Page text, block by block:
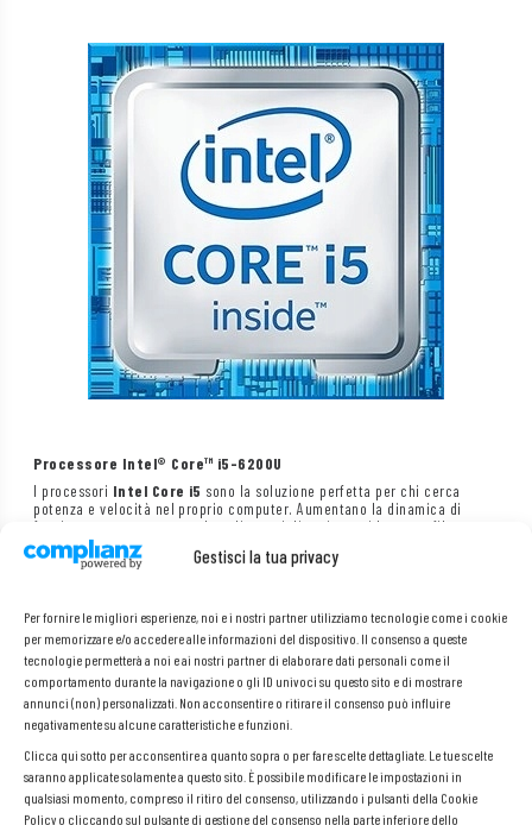
Gestisci la tua privacy
Per fornire le migliori esperienze, noi e i nostri partner utilizziamo tecnologie come i cookie
per memorizzare e/o accedere alle informazioni del dispositivo. Il consenso a queste
tecnologie permetterà a noi e ai nostri partner di elaborare dati personali come il
comportamento durante la navigazione o gli ID univoci su questo sito e di mostrare
annunci (non) personalizzati. Non acconsentire o ritirare il consenso può influire
negativamente su alcune caratteristiche e funzioni.
Clicca qui sotto per acconsentire a quanto sopra o per fare scelte dettagliate. Le tue scelte
saranno applicate solamente a questo sito. È possibile modificare le impostazioni in
qualsiasi momento, compreso il ritiro del consenso, utilizzando i pulsanti della Cookie
Policy o cliccando sul pulsante di gestione del consenso nella parte inferiore dello
Processore Intel® Core™ i5-6200U
I processori Intel Core i5 sono la soluzione perfetta per chi cerca
potenza e velocità nel proprio computer. Aumentano la dinamica di
funzionamento, consentendo agli utenti di aprire rapidamente file e
programmi e di passare istantaneamente da un’applicazione all’altra e
da un sito web all’altro. Inoltre, questi processori offrono eccezionali